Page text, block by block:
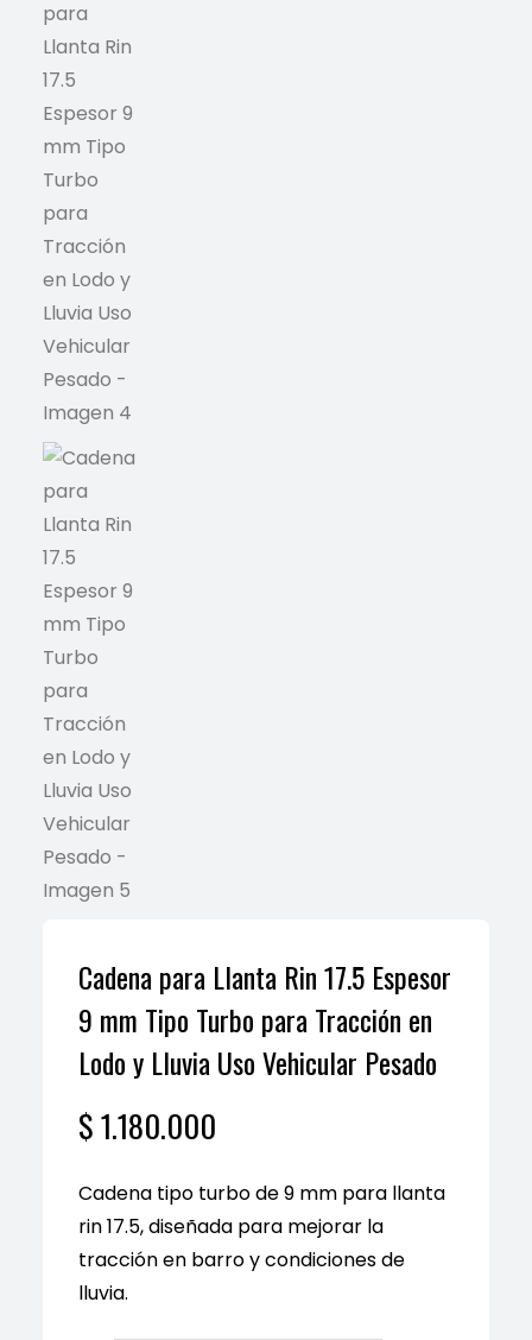
Cadena para Llanta Rin 17.5 Espesor
9 mm Tipo Turbo para Tracción en
Lodo y Lluvia Uso Vehicular Pesado
$1.180.000
Cadena tipo turbo de 9 mm para llanta
rin 17.5, diseñada para mejorar la
tracción en barro y condiciones de
lluvia.